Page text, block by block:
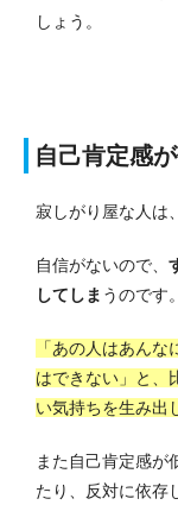
しょう。
自己肯定感
寂しがり屋な人は
自信がないので、
してしま うのです。
「あの人はあん
はできない」と、
い気持ちを生み出
また自己肯定感が
たり、反対に依存